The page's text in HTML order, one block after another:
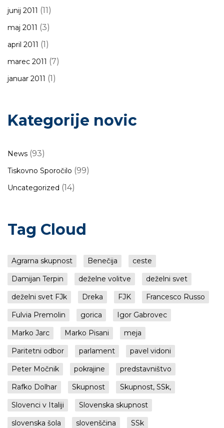
junij 2011 (11)
maj 2011 (3)
april 2011 (1)
marec 2011 (7)
januar 2011 (1)
Kategorije novic
News (93)
Tiskovno Sporočilo (99)
Uncategorized (14)
Tag Cloud
Agrarna skupnost Benečija
ceste
Damijan Terpin
deželne volitve
deželni svet
deželni svet FJk
Dreka FJK
Francesco Russo
Fulvia Premolin
gorica
Igor Gabrovec
Marko Jarc
Marko Pisani
meja
Paritetni odbor
parlament
pavel vidoni
Peter Močnik
pokrajine
predstavništvo
Rafko Dolhar
Skupnost
Skupnost, SSk,
Slovenci v Italiji
Slovenska skupnost
slovenska šola
slovenščina
SSk